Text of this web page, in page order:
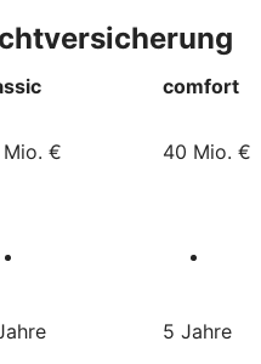
comfort
Mio. € 40 Mio. €
5 Jahre